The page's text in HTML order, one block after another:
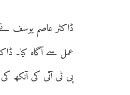
ڈاکٹر عاصم یوسف
عمل سے آگاہ کیا۔
پی ٹی آئی کی آنکھ